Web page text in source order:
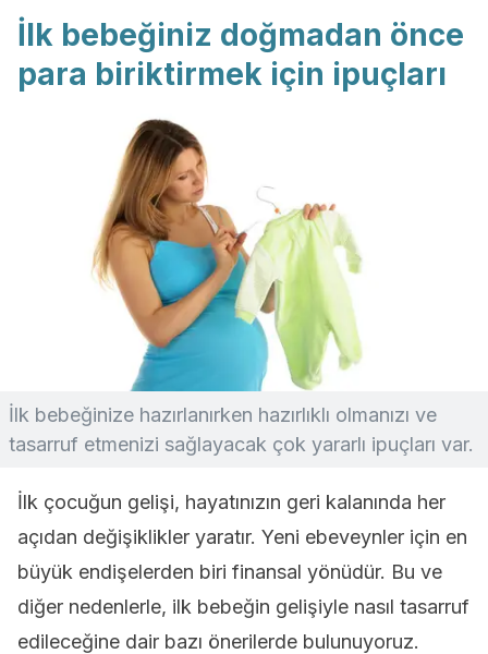
İlk bebeğiniz doğmadan önce
para biriktirmek için ipuçları
İlk bebeğinize hazırlanırken hazırlıklı olmanızı ve
tasarruf etmenizi sağlayacak çok yararlı ipuçları var.
İlk çocuğun gelişi, hayatınızın geri kalanında her
açıdan değişiklikler yaratır. Yeni ebeveynler için en
büyük endişelerden biri finansal yönüdür. Bu ve
diğer nedenlerle, ilk bebeğin gelişiyle nasıl tasarruf
edileceğine dair bazı önerilerde bulunuyoruz.